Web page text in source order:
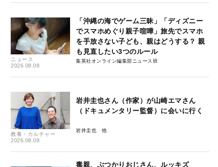
ニュース
2026.08.08
「沖縄の海でゲーム三昧」「ディズニー
でスマホめぐり親子喧嘩」旅先でスマホ
を手放さない子ども、親はどうする？ 親
も見直したい3つのルール
集英社オンライン編集部ニュース班
教養・カルチャー
2026.08.08
岩井圭也さん（作家）が山崎エマさん
（ドキュメンタリー監督）に会いに行く
岩井圭也
毒親、ぶつかりおじさん、ルッキズ